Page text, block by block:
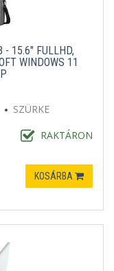
- 15.6" FULLHD,
WINDOWS 11
SZÜRKE
RAKTÁRON
KOSÁRBA